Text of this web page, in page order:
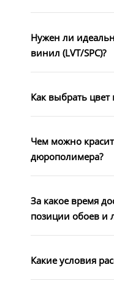
Нужен ли
винил (LVT/SPC)?
Как выбрать цвет
Чем можно
дюрополимера?
За какое время
позиции обоев и
Какие условия